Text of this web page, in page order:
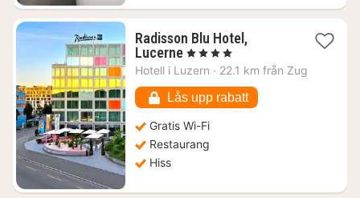
Radisson Blu Hotel,
Lucerne1
natt
2637
kr.
, 4 Stjärnor
Hotell i Luzern · 22.1 km från Zug
Lås upp rabatt
Gratis Wi-Fi
Restaurang
Hiss